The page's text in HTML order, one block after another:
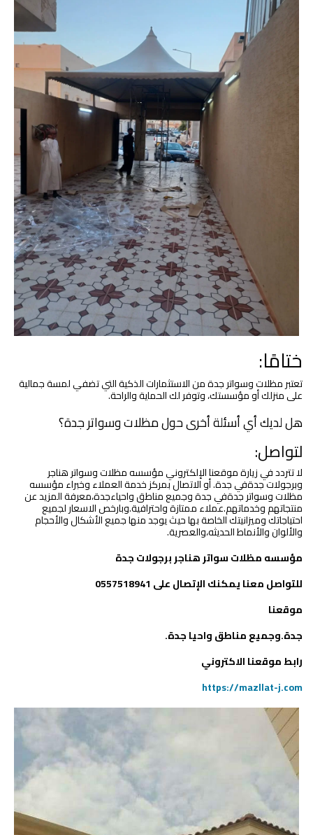
ختامًا:
تعتبر مظلات وسواتر جدة من الاستثمارات الذكية التي تضفي لمسة جمالية
على منزلك أو مؤسستك، وتوفر لك الحماية والراحة.
هل لديك أي أسئلة أخرى حول مظلات وسواتر جدة؟
لتواصل:
لا تتردد في زيارة موقعنا الإلكتروني مؤسسه مظلات وسواتر هناجر
وبرجولات جدةفي جدة. أو الاتصال بمركز خدمة العملاء وخبراء مؤسسه
مظلات وسواتر جدةفي جدة وجميع مناطق واحياءجدة،معرفة المزيد عن
منتجاتهم وخدماتهم.عملاء ممتازة واحترافية.وبارخص الاسعار لجميع
احتياجاتك وميزانيتك الخاصة بها حيث يوجد منها جميع الأشكال والأحجام
والألوان والأنماط الحديثه،والعصرية.
مؤسسه مظلات سواتر هناجر برجولات جدة
للتواصل معنا يمكنك الإتصال على 0557518941
موقعنا
جدة.وجميع مناطق واحيا جدة.
رابط موقعنا الاكتروني
https://mazllat-j.com